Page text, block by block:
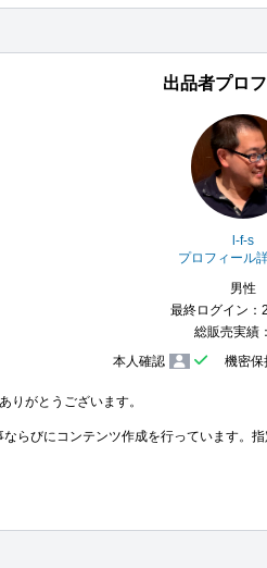
出品者プロ
l-f-s
プロフィール
男性
最終ログイン：
総販売実績
本人確認
機密保
りがとうございます。
らびにコンテンツ作成を行っています。